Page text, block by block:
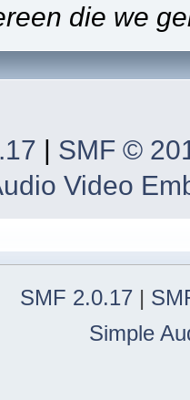
die we
| SMF ©
Video
SMF 2.0.17 |
Simple